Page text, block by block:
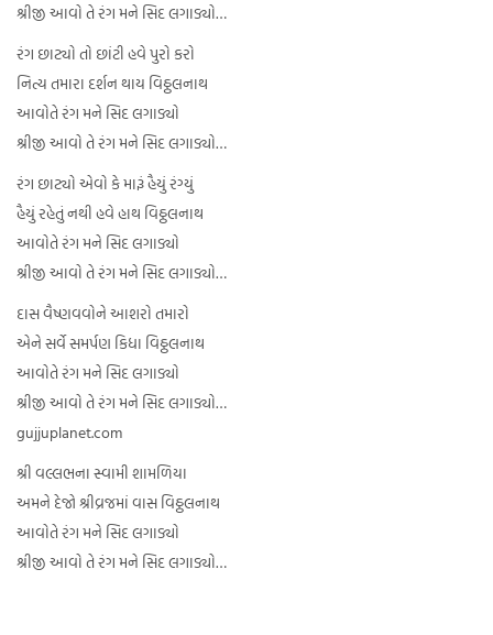
શ્રીજી આવો તે રંગ મને સિદ લગાડ્યો…
રંગ છાટ્યો તો છાંટી હવે પુરો કરો
નિત્ય તમારા દર્શન થાય વિઠ્ઠલનાથ
આવોતે રંગ મને સિદ લગાડ્યો
શ્રીજી આવો તે રંગ મને સિદ લગાડ્યો…
રંગ છાટ્યો એવો કે મારૂં હૈયું રંગ્યું
હૈયું રહેતું નથી હવે હાથ વિઠ્ઠલનાથ
આવોતે રંગ મને સિદ લગાડ્યો
શ્રીજી આવો તે રંગ મને સિદ લગાડ્યો…
દાસ વૈષ્ણવવોને આશરો તમારો
એને સર્વે સમર્પણ કિધા વિઠ્ઠલનાથ
આવોતે રંગ મને સિદ લગાડ્યો
શ્રીજી આવો તે રંગ મને સિદ લગાડ્યો…
gujjuplanet.com
શ્રી વલ્લભના સ્વામી શામળિયા
અમને દેજો શ્રીવ્રજમાં વાસ વિઠ્ઠલનાથ
આવોતે રંગ મને સિદ લગાડ્યો
શ્રીજી આવો તે રંગ મને સિદ લગાડ્યો…